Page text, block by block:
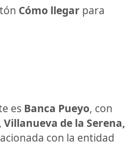
Cómo llegar para
es Banca Pueyo, con
Villanueva de la Serena,
con la entidad